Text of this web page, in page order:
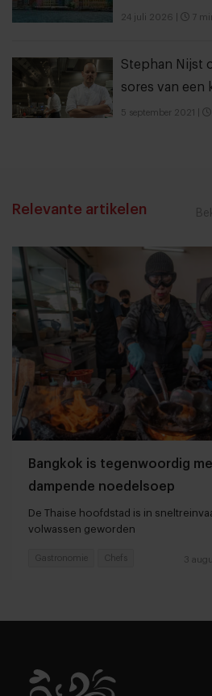
24 juli 2026 7
Stephan Nijst
sores van een
5 september 2021
Relevante artikelen
Bangkok is tegenwoordig
dampende noedelsoep
De Thaise hoofdstad is in
volwassen geworden
3
Gastronomie Chefs